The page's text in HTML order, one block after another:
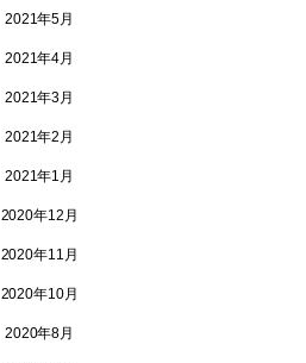
2021年5月
2021年4月
2021年3月
2021年2月
2021年1月
2020年12月
2020年11月
2020年10月
2020年8月